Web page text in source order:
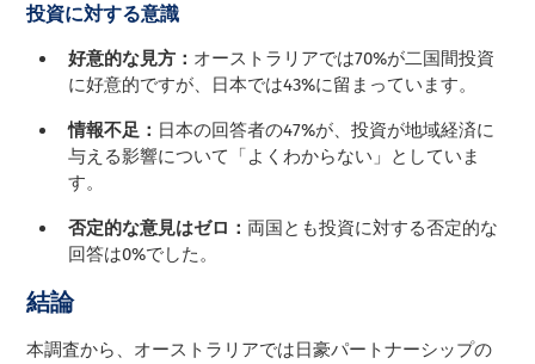
投資に対する意識
好意的な見方： オーストラリアでは70%が二国間投資
に好意的ですが、日本では43%に留まっています。
情報不足： 日本の回答者の47%が、投資が地域経済に
与える影響について「よくわからない」としていま
す。
否定的な意見はゼロ： 両国とも投資に対する否定的な
回答は0%でした。
結論
本調査から、オーストラリアでは日豪パートナーシップの